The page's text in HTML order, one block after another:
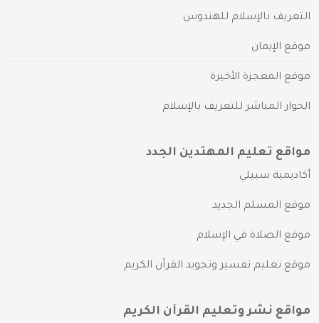
التعريف بالإسلام للهندوس
موقع الإيمان
موقع المعجزة الأخيرة
الحوار المباشر للتعريف بالإسلام
مواقع تعليم المهتدين الجدد
أكاديمية سبيلي
موقع المسلم الجديد
موقع الصلاة في الإسلام
موقع تعليم تفسير وتجويد القرآن الكريم
مواقع نشر وتعليم القرآن الكريم